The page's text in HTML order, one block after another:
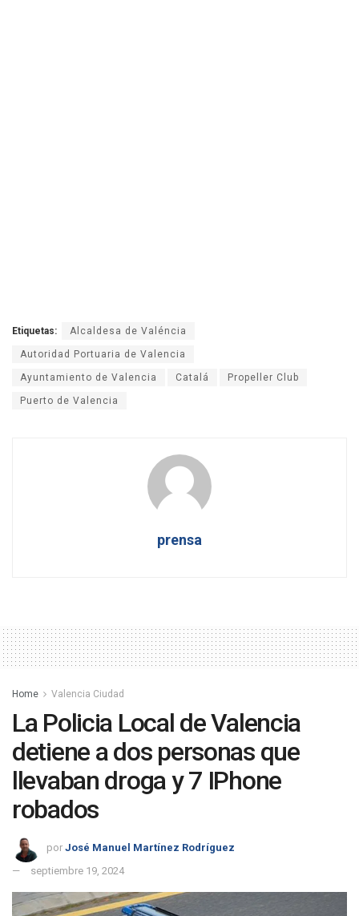
Etiquetas: Alcaldesa de Valéncia
Autoridad Portuaria de Valencia
Ayuntamiento de Valencia Catalá Propeller Club
Puerto de Valencia
prensa
Home Valencia Ciudad
La Policia Local de Valencia
detiene a dos personas que
llevaban droga y 7 IPhone
robados
por José Manuel Martínez Rodríguez
septiembre 19, 2024